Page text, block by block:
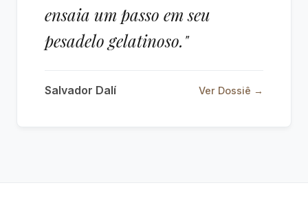
ensaia um passo em seu
pesadelo gelatinoso."
Salvador Dalí Ver Dossiê →